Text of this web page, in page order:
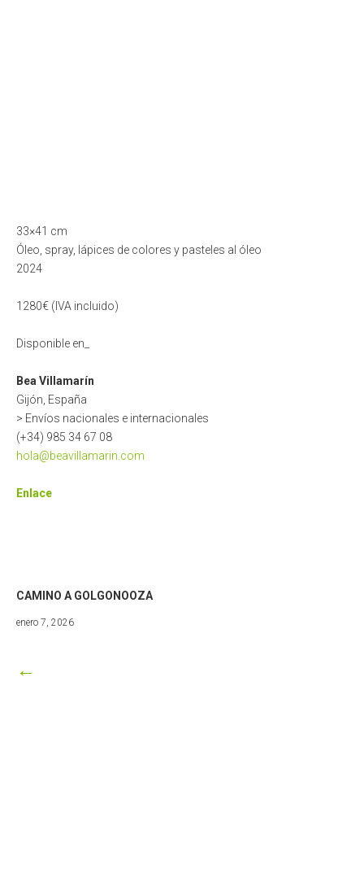
33×41 cm
Óleo, spray, lápices de colores y pasteles al óleo
2024
1280€ (IVA incluido)
Disponible en_
Bea Villamarín
Gijón, España
> Envíos nacionales e internacionales
(+34) 985 34 67 08
hola@beavillamarin.com
Enlace
CAMINO A GOLGONOOZA
enero 7, 2026mayo
←